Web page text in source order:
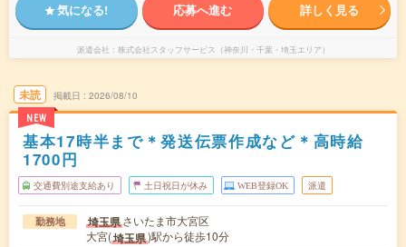
気になる! 応募へ進む 詳しく見る
派遣会社 株式会社スタッフサービス（神奈川・千葉・埼玉エリア）
未読
NEW
掲載日 2026/08/10
基本17時半まで＊発送伝票作成など＊高時給
1700円
交通費別途支給あり 土日祝日が休み WEB登録OK 派遣
勤務地 埼玉県さいたま市大宮区
大宮(埼玉県)駅から徒歩10分